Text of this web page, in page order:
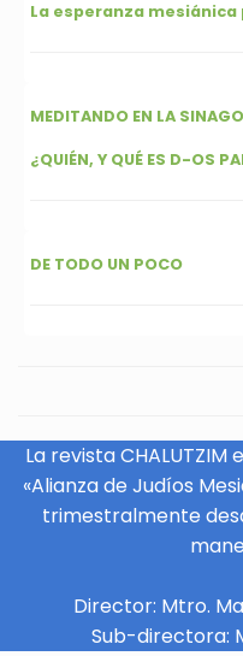
La esperanza
MEDITANDO EN LA
¿QUIÉN, Y QUÉ ES D-OS
DE TODO UN POCO
La revista
«Alianza de Judíos
trimestralmente
Director: Mtro.
Sub-directora: